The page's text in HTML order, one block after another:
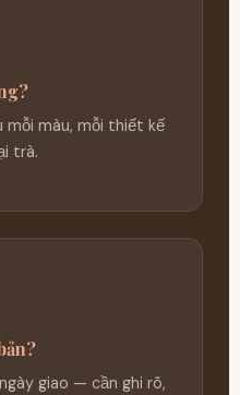
mỗi màu, mỗi thiết kế
trà.
giao — cần ghi rõ,